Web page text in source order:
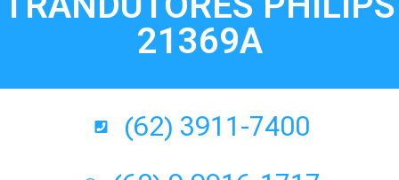
21369A
(62) 3911-7400